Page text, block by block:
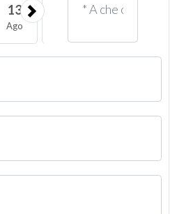
13
Ago
15